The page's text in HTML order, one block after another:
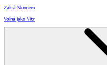
Zalitá Sluncem
Volná jako Vítr